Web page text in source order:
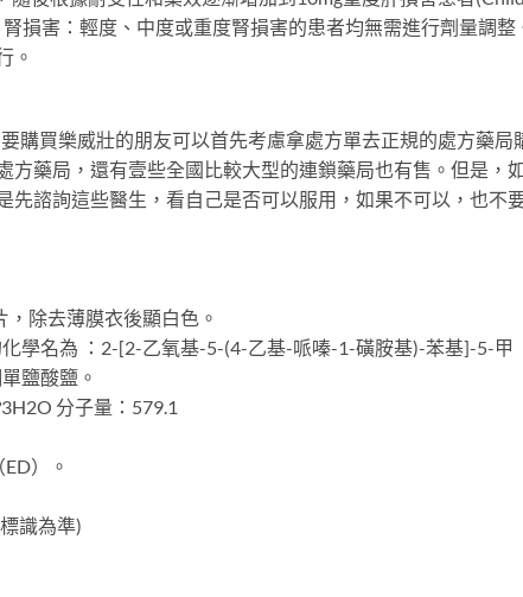
損害：輕度、中度或重度腎損害的患者均無需進行劑量調整
。
購買樂威壯的朋友可以首先考慮拿處方單去正規的處方藥局
方藥局，還有壹些全國比較大型的連鎖藥局也有售。但是，
先諮詢這些醫生，看自己是否可以服用，如果不可以，也不
，除去薄膜衣後顯白色。
化學名為 ：2-[2-乙氧基-5-(4-乙基-哌嗪-1-磺胺基)-苯基]-5-甲
鹽酸鹽。
分子量：579.1
）。
識為準)